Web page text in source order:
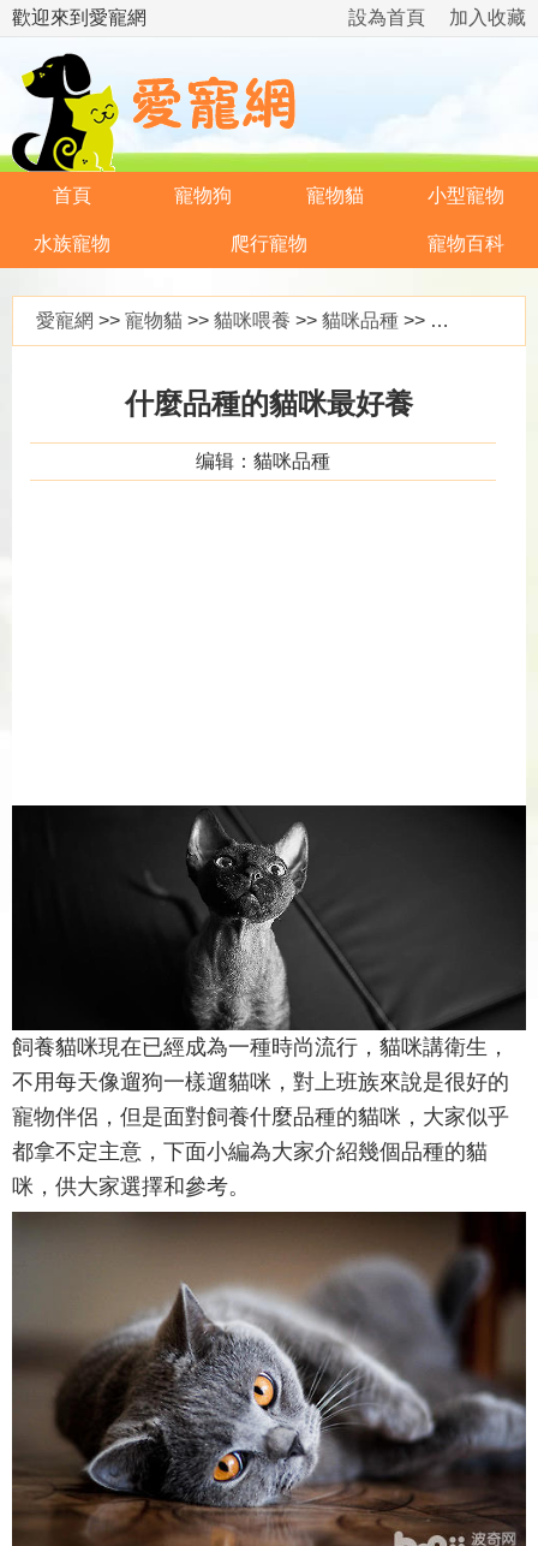
歡迎來到愛寵網 加入收藏
設為首頁
首頁 寵物狗 寵物貓 小型寵物
水族寵物 爬行寵物 寵物百科
愛寵網 >> 寵物貓 >> 貓咪喂養 >> 貓咪品種 >> 什麼品種的貓咪最好養
什麼品種的貓咪最好養
编辑：貓咪品種
飼養貓咪現在已經成為一種時尚流行，貓咪講衛生，
不用每天像遛狗一樣遛貓咪，對上班族來說是很好的
寵物伴侶，但是面對飼養什麼品種的貓咪，大家似乎
都拿不定主意，下面小編為大家介紹幾個品種的貓
咪，供大家選擇和參考。